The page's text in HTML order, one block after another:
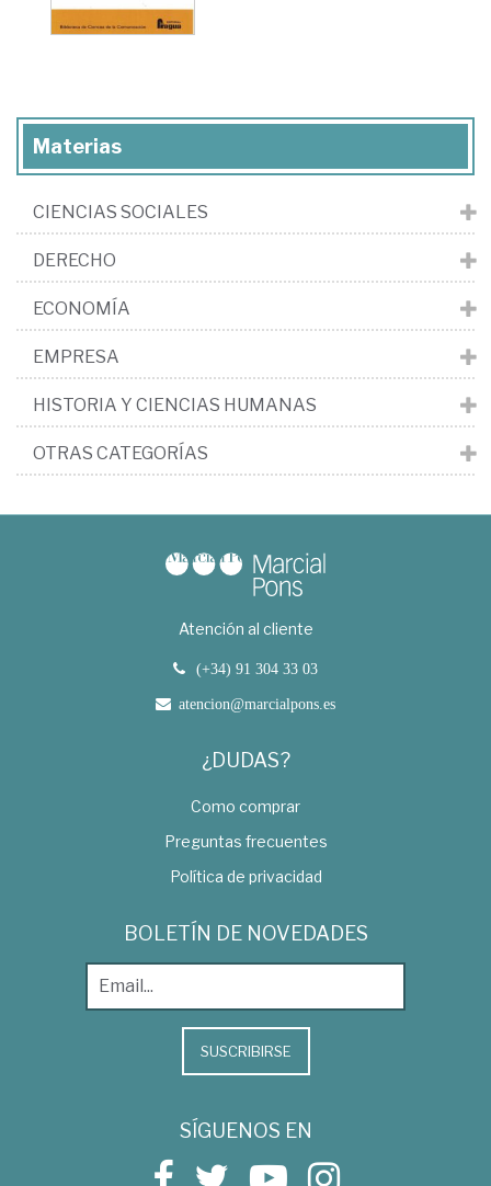
Materias
CIENCIAS SOCIALES
DERECHO
ECONOMÍA
EMPRESA
HISTORIA Y CIENCIAS HUMANAS
OTRAS CATEGORÍAS
Atención al cliente
(+34) 91 304 33 03
atencion@marcialpons.es
¿DUDAS?
Como comprar
Preguntas frecuentes
Política de privacidad
BOLETÍN DE NOVEDADES
SUSCRIBIRSE
SÍGUENOS EN